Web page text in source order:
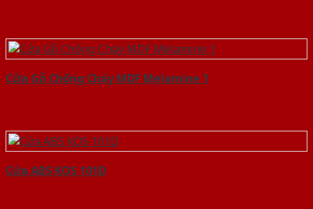
Cửa Gỗ Chống Cháy MDF Melamine 1
Cửa ABS KOS 101D